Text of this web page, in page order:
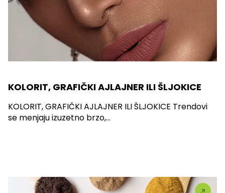
KOLORIT, GRAFIČKI AJLAJNER ILI ŠLJOKICE
KOLORIT, GRAFIČKI AJLAJNER ILI ŠLJOKICE Trendovi
se menjaju izuzetno brzo,...